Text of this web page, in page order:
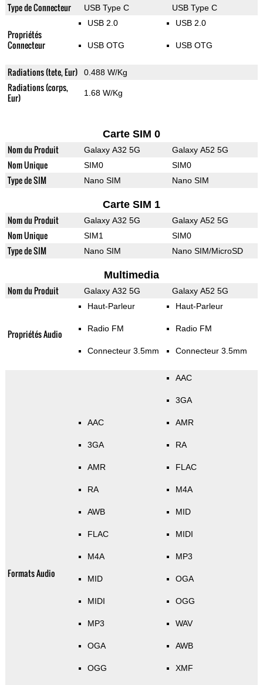
Type de Connecteur USB Type C USB Type C
Propriétés
Connecteur
USB 2.0
USB OTG
USB 2.0
USB OTG
Radiations (tete, Eur) 0.488 W/Kg
Radiations (corps,
Eur)
1.68 W/Kg
Carte SIM 0
Nom du Produit Galaxy A32 5G Galaxy A52 5G
Nom Unique SIM0 SIM0
Type de SIM Nano SIM Nano SIM
Carte SIM 1
Nom du Produit Galaxy A32 5G Galaxy A52 5G
Nom Unique SIM1 SIM0
Type de SIM Nano SIM Nano SIM/MicroSD
Multimedia
Nom du Produit Galaxy A32 5G Galaxy A52 5G
Propriétés Audio
Haut-Parleur
Radio FM
Connecteur 3.5mm
Haut-Parleur
Radio FM
Connecteur 3.5mm
Formats Audio
AAC
3GA
AMR
RA
AWB
FLAC
M4A
MID
MIDI
MP3
OGA
OGG
AAC
3GA
AMR
RA
FLAC
M4A
MID
MIDI
MP3
OGA
OGG
WAV
AWB
XMF